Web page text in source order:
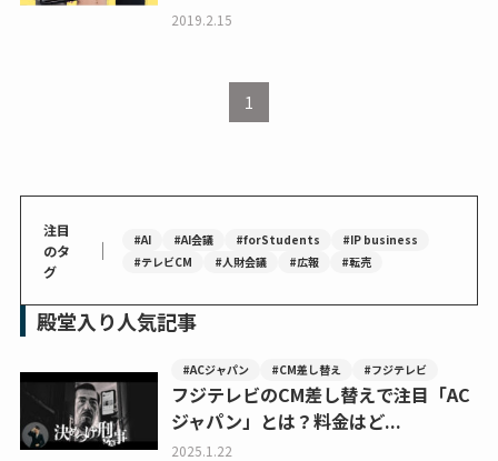
2019.2.15
1
注目
のタ
グ
｜ #AI #AI会議 #forStudents
#IP business
#テレビCM
#人財会議 #広報 #転売
殿堂入り人気記事
#ACジャパン #CM差し替え #フジテレビ
フジテレビのCM差し替えで注目「AC
ジャパン」とは？料金はど...
2025.1.22